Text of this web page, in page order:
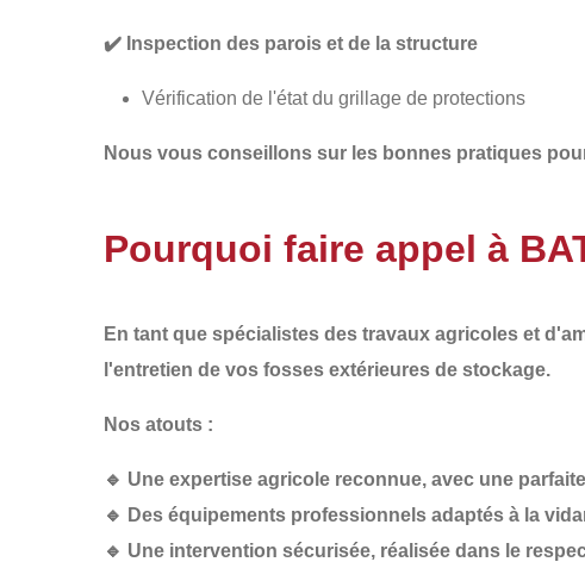
✔️ Inspection des parois et de la structure
Vérification de l'état du grillage de protections
Nous vous conseillons sur les bonnes pratiques
Pourquoi faire appel à
En tant que spécialistes des travaux agricoles et
l'entretien de vos fosses extérieures de stockage.
Nos atouts :
🔹 Une expertise agricole reconnue, avec une
🔹 Des équipements professionnels adaptés à la
🔹 Une intervention sécurisée, réalisée dans le